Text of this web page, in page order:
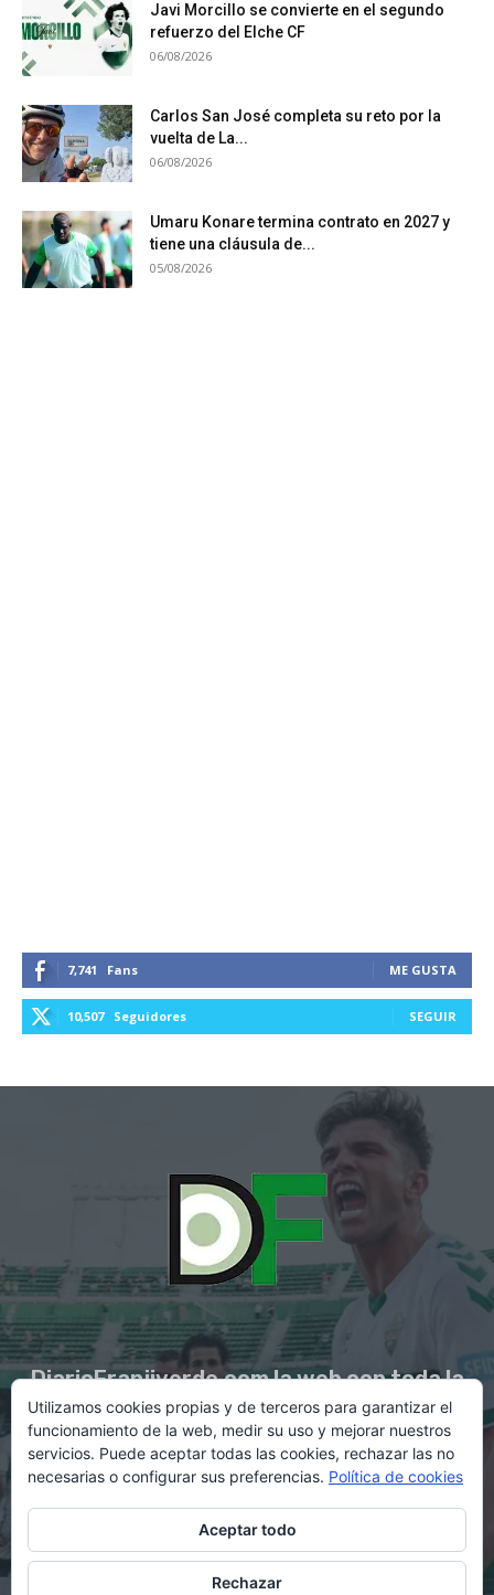
Javi Morcillo se convierte en el segundo
refuerzo del Elche CF
06/08/2026
Carlos San José completa su reto por la
vuelta de La...
06/08/2026
Umaru Konare termina contrato en 2027 y
tiene una cláusula de...
05/08/2026
7,741 Fans ME GUSTA
10,507 Seguidores SEGUIR
DiarioFranjiverde.com la web con toda la
información del Elche C.F.
Contacto en:diario@franjiverde.com
Utilizamos cookies propias y de terceros para garantizar el
funcionamiento de la web, medir su uso y mejorar nuestros
servicios. Puede aceptar todas las cookies, rechazar las no
necesarias o configurar sus preferencias. Política de cookies
Aceptar todo
Rechazar